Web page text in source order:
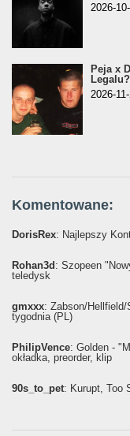
2026-
Peja x
2026-
Komentowane:
DorisRex: Najlepszy
Rohan3d : Szopeen
teledysk
gmxxx: Żabson/
tygodnia (PL)
PhilipVence: Golden -
okładka, preorder, klip
90s_to_pet: Kurupt, Too